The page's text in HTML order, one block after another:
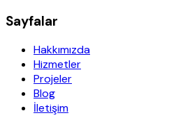
Sayfalar
Hakkımızda
Hizmetler
Projeler
Blog
İletişim